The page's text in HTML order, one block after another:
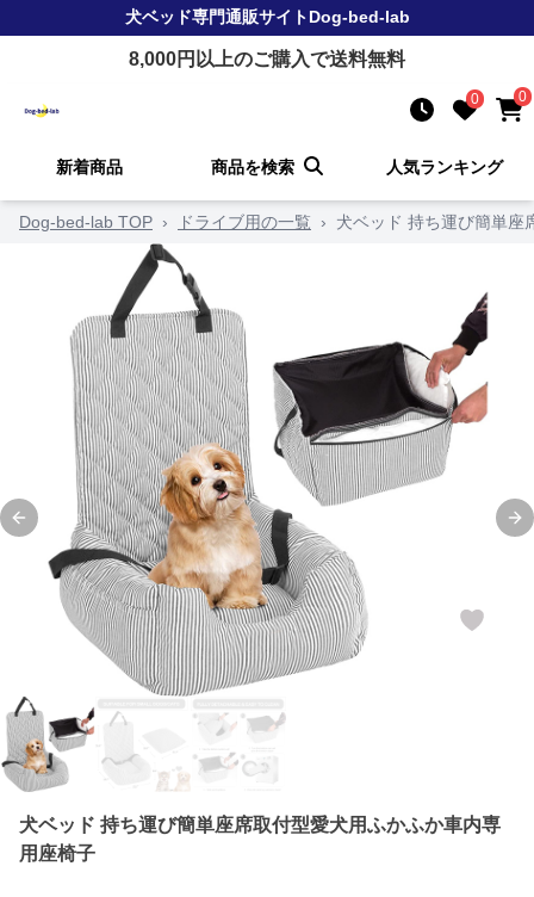
犬ベッド専門通販サイトDog-bed-lab
8,000円以上のご購入で送料無料
0 0
新着商品 商品を検索 人気ランキング
Dog-bed-lab TOP › ドライブ用の一覧 › 犬ベッド 持ち運び簡単座
Previous slide
犬ベッド 持ち運び簡単座席取付型愛犬用ふかふか車内専
用座椅子